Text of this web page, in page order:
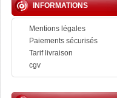
INFORMATIONS
Mentions légales
Paiements sécurisés
Tarif livraison
cgv